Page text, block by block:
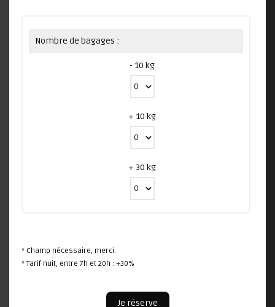
Nombre de bagages :
- 10 kg
+ 10 kg
+ 30 kg
* Champ nécessaire, merci.
* Tarif nuit, entre 7h et 20h : +30%
Je réserve